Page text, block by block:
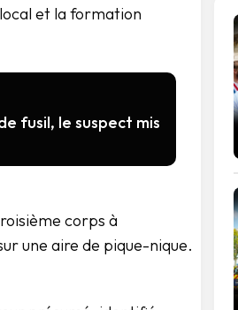
et la formation
fusil, le suspect mis
corps à
une aire de pique-nique.